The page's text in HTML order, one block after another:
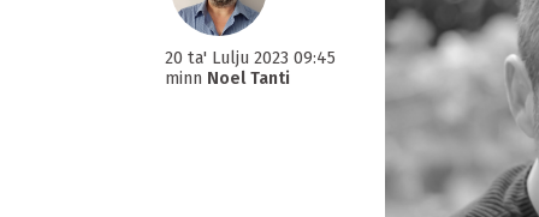
20 ta' Lulju 2023 09:45
minn Noel Tanti